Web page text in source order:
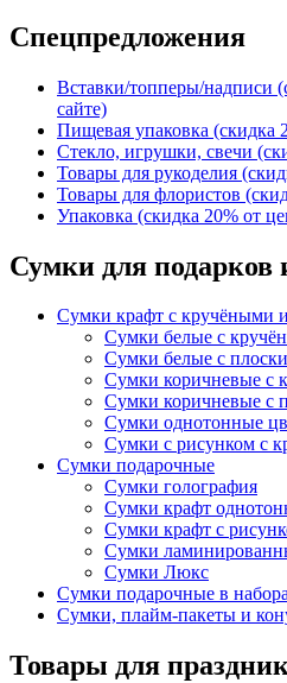
Спецпредложения
Вставки/топперы/надписи
сайте)
Пищевая упаковка (скидка
Стекло, игрушки, свечи
Товары для рукоделия
Товары для флористов
Упаковка (скидка 20% от
Сумки для подарков
Сумки крафт с кручёными
Сумки белые с
Сумки белые с
Сумки коричневые с
Сумки коричневые с
Сумки однотонные
Сумки с рисунком с
Сумки подарочные
Сумки голография
Сумки крафт
Сумки крафт с
Сумки
Сумки Люкс
Сумки подарочные в
Сумки, плайм-пакеты и
Товары для